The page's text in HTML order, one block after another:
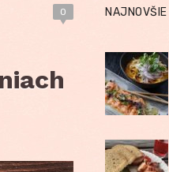
0 NAJNOVŠIE